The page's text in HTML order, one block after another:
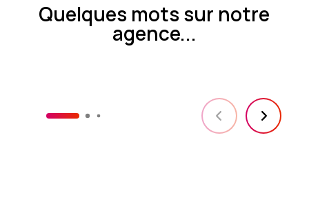
Quelques mots sur notre
agence...